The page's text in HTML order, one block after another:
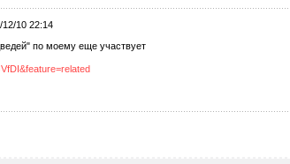
12/10 22:14
по моему еще участвует